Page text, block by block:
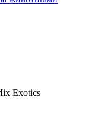
Exotics